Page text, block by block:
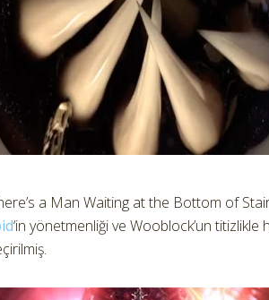
a Man Waiting at the Bottom of
‘in yönetmenliği ve Wooblock’un titizlikle